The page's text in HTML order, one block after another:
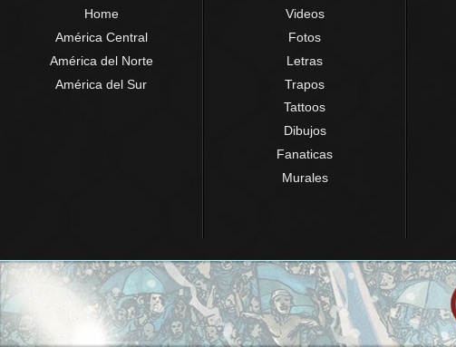
Home
América Central
América del Norte
América del Sur
Videos
Fotos
Letras
Trapos
Tattoos
Dibujos
Fanaticas
Murales